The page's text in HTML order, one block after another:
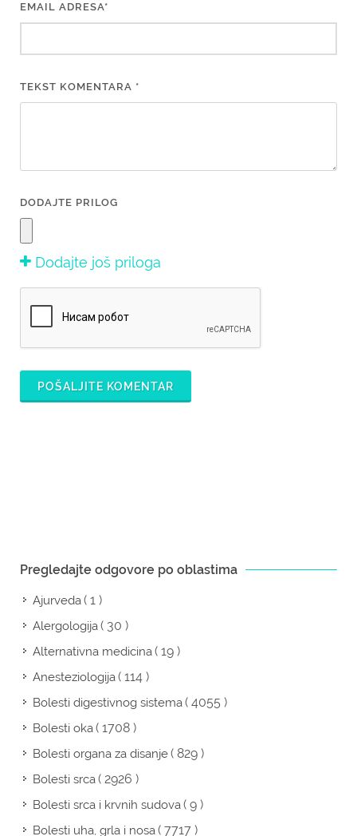
EMAIL ADRESA*
TEKST KOMENTARA *
DODAJTE PRILOG
Dodajte još priloga
POŠALJITE KOMENTAR
Pregledajte odgovore po oblastima
Ajurveda( 1 )
Alergologija( 30 )
Alternativna medicina( 19 )
Anesteziologija( 114 )
Bolesti digestivnog sistema( 4055 )
Bolesti oka( 1708 )
Bolesti organa za disanje( 829 )
Bolesti srca( 2926 )
Bolesti srca i krvnih sudova( 9 )
Bolesti uha, grla i nosa( 7717 )